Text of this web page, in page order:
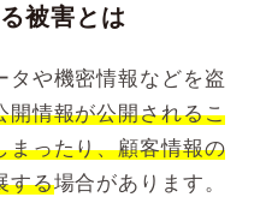
被害とは
タや機密情報などを盗
開情報が公開されるこ
まったり、顧客情報の
する場合があります。